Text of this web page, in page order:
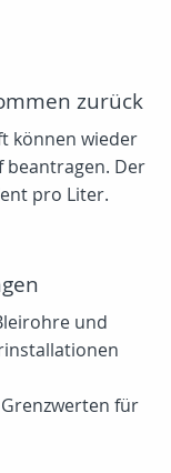
zurück
können wieder
beantragen. Der
pro Liter.
und
für